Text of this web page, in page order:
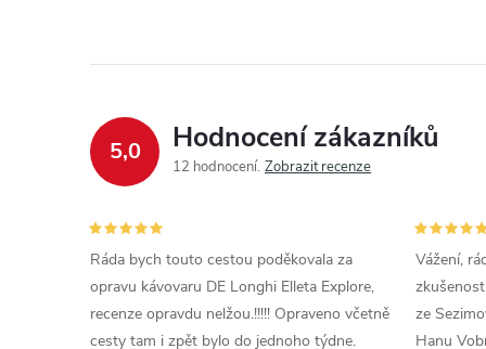
5,0 Hodnocení zákazníků
12 hodnocení Zobrazit recenze
Ráda bych touto cestou poděkovala za
opravu kávovaru DE Longhi Elleta Explore,
recenze opravdu nelžou.!!!!! Opraveno včetně
cesty tam i zpět bylo do jednoho týdne.
Vážení,
ze
Hanu